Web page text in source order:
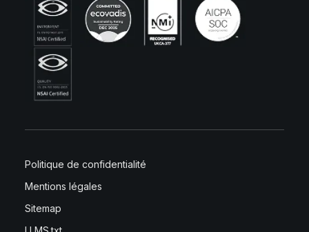
Politique de confidentialité
Mentions légales
Sitemap